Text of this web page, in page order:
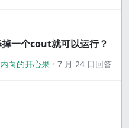
一个cout就可以运行？
内向的开心果 7 月 24 日回答